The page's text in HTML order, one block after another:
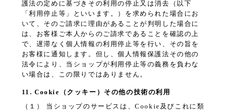
護法の定めに基づきその利用の停止又は消去（以下
「利用停止等」といいます。）を求められた場合にお
いて、そのご請求に理由があることが判明した場合に
は、お客様ご本人からのご請求であることを確認の上
で、遅滞なく個人情報の利用停止等を行い、その旨を
お客様に通知します。但し、個人情報保護法その他の
法令により、当ショップが利用停止等の義務を負わな
い場合は、この限りではありません。
11. Cookie（クッキー）その他の技術の利用
（１） 当ショップのサービスは、Cookie及びこれに類